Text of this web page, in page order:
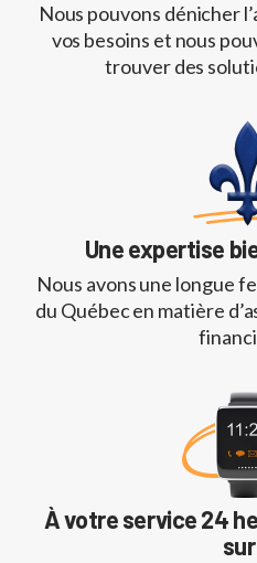
Nous pouvons dénicher
vos besoins et nous
trouver des
Une expertise
Nous avons une longue
du Québec en matière
À votre service 24